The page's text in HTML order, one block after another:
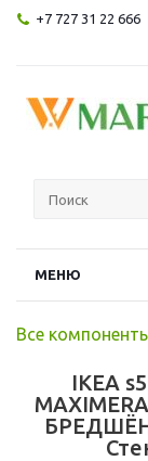
+7 727 31 22 666
МЕНЮ
Все
IKEA